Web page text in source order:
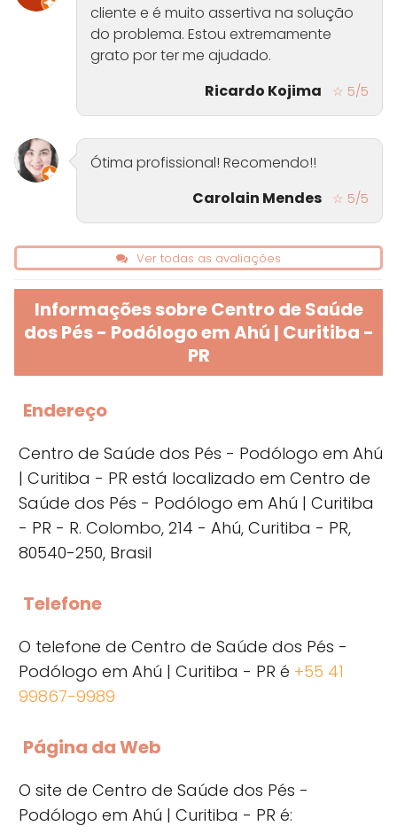
cliente e é muito assertiva na solução
do problema. Estou extremamente
grato por ter me ajudado.
Ricardo Kojima
☆ 5/5
Ótima profissional! Recomendo!!
Carolain Mendes
☆ 5/5
Ver todas as avaliações
Informações sobre Centro de Saúde
dos Pés - Podólogo em Ahú | Curitiba -
PR
Endereço
Centro de Saúde dos Pés - Podólogo em Ahú
| Curitiba - PR está localizado em Centro de
Saúde dos Pés - Podólogo em Ahú | Curitiba
- PR - R. Colombo, 214 - Ahú, Curitiba - PR,
80540-250, Brasil
Telefone
O telefone de Centro de Saúde dos Pés -
Podólogo em Ahú | Curitiba - PR é +55 41
99867-9989
Página da Web
O site de Centro de Saúde dos Pés -
Podólogo em Ahú | Curitiba - PR é: